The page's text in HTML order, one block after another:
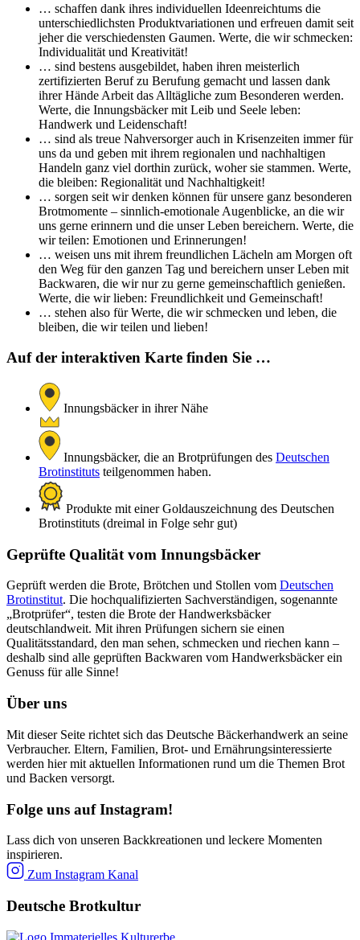
… schaffen dank ihres individuellen Ideenreichtums die
unterschiedlichsten Produktvariationen und erfreuen damit seit
jeher die verschiedensten Gaumen. Werte, die wir schmecken:
Individualität und Kreativität!
… sind bestens ausgebildet, haben ihren meisterlich
zertifizierten Beruf zu Berufung gemacht und lassen dank
ihrer Hände Arbeit das Alltägliche zum Besonderen werden.
Werte, die Innungsbäcker mit Leib und Seele leben:
Handwerk und Leidenschaft!
… sind als treue Nahversorger auch in Krisenzeiten immer für
uns da und geben mit ihrem regionalen und nachhaltigen
Handeln ganz viel dorthin zurück, woher sie stammen. Werte,
die bleiben: Regionalität und Nachhaltigkeit!
… sorgen seit wir denken können für unsere ganz besonderen
Brotmomente – sinnlich-emotionale Augenblicke, an die wir
uns gerne erinnern und die unser Leben bereichern. Werte, die
wir teilen: Emotionen und Erinnerungen!
… weisen uns mit ihrem freundlichen Lächeln am Morgen oft
den Weg für den ganzen Tag und bereichern unser Leben mit
Backwaren, die wir nur zu gerne gemeinschaftlich genießen.
Werte, die wir lieben: Freundlichkeit und Gemeinschaft!
… stehen also für Werte, die wir schmecken und leben, die
bleiben, die wir teilen und lieben!
Auf der interaktiven Karte finden Sie …
Innungsbäcker in ihrer Nähe
Innungsbäcker, die an Brotprüfungen des Deutschen
Brotinstituts teilgenommen haben.
Produkte mit einer Goldauszeichnung des Deutschen
Brotinstituts (dreimal in Folge sehr gut)
Geprüfte Qualität vom Innungsbäcker
Geprüft werden die Brote, Brötchen und Stollen vom Deutschen
Brotinstitut. Die hochqualifizierten Sachverständigen, sogenannte
„Brotprüfer“, testen die Brote der Handwerksbäcker
deutschlandweit. Mit ihren Prüfungen sichern sie einen
Qualitätsstandard, den man sehen, schmecken und riechen kann –
deshalb sind alle geprüften Backwaren vom Handwerksbäcker ein
Genuss für alle Sinne!
Über uns
Mit dieser Seite richtet sich das Deutsche Bäckerhandwerk an seine
Verbraucher. Eltern, Familien, Brot- und Ernährungsinteressierte
werden hier mit aktuellen Informationen rund um die Themen Brot
und Backen versorgt.
Folge uns auf Instagram!
Lass dich von unseren Backkreationen und leckere Momenten
inspirieren.
Zum Instagram Kanal
Deutsche Brotkultur